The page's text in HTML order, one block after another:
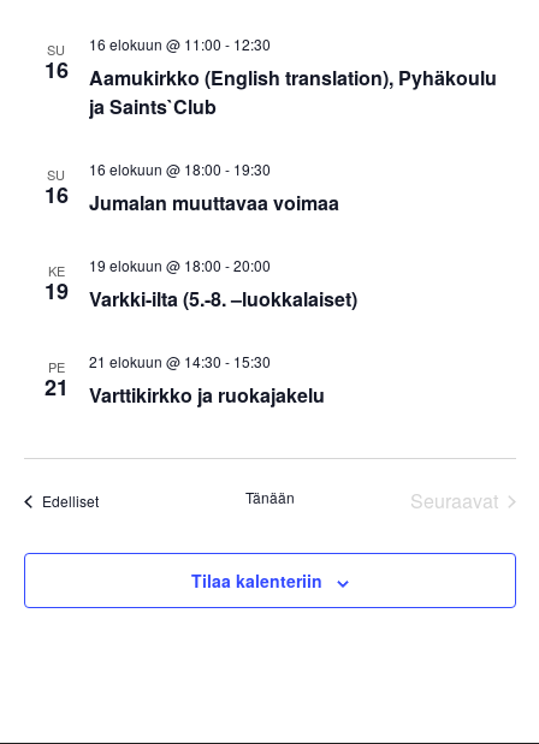
SU
16
Aamukirkko (English translation), Pyhäkoulu
ja Saints`Club
16 elokuun @ 11:00 - 12:30
SU
16 Jumalan muuttavaa voimaa
16 elokuun @ 18:00 - 19:30
KE
19 Varkki-ilta (5.-8. –luokkalaiset)
19 elokuun @ 18:00 -20:00
PE
21 Varttikirkko ja ruokajakelu
21 elokuun @ 14:30 - 15:30
EdellisetTapahtumat Tänään Seuraavat
Tilaa kalenteriin